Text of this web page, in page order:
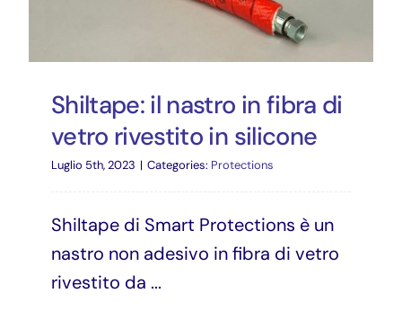
ITA
Shiltape: il nastro in fibra di
vetro rivestito in silicone
Luglio 5th, 2023 | Categories: Protections
Shiltape di Smart Protections è un
nastro non adesivo in fibra di vetro
rivestito da ...